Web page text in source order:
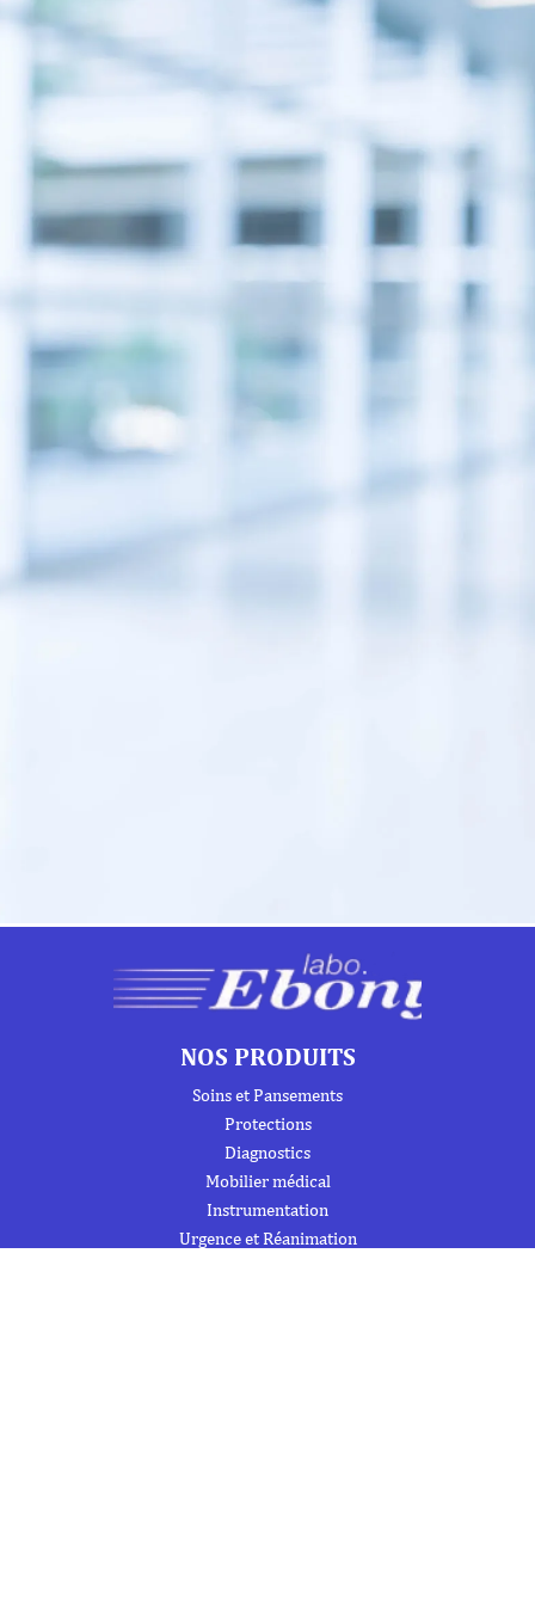
NOS PRODUITS
Soins et Pansements
Protections
Diagnostics
Mobilier médical
Instrumentation
Urgence et Réanimation